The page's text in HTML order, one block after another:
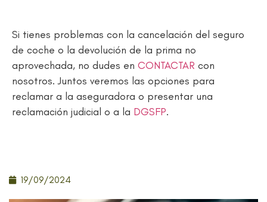
Si tienes problemas con la cancelación del seguro
de coche o la devolución de la prima no
aprovechada, no dudes en CONTACTAR con
nosotros. Juntos veremos las opciones para
reclamar a la aseguradora o presentar una
reclamación judicial o a la DGSFP.
19/09/2024